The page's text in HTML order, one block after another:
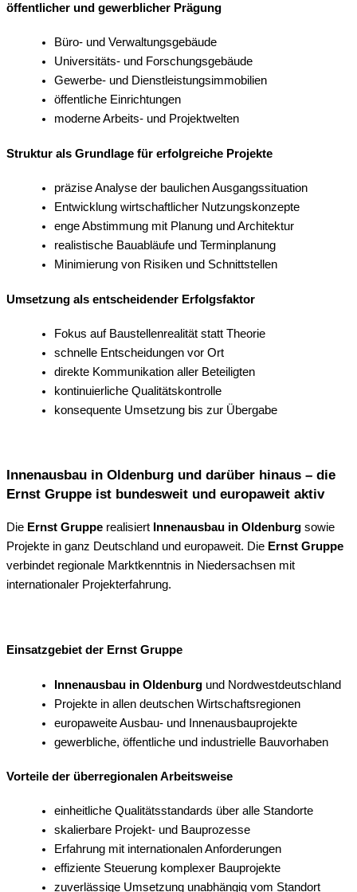
öffentlicher und gewerblicher Prägung
Büro- und Verwaltungsgebäude
Universitäts- und Forschungsgebäude
Gewerbe- und Dienstleistungsimmobilien
öffentliche Einrichtungen
moderne Arbeits- und Projektwelten
Struktur als Grundlage für erfolgreiche Projekte
präzise Analyse der baulichen Ausgangssituation
Entwicklung wirtschaftlicher Nutzungskonzepte
enge Abstimmung mit Planung und Architektur
realistische Bauabläufe und Terminplanung
Minimierung von Risiken und Schnittstellen
Umsetzung als entscheidender Erfolgsfaktor
Fokus auf Baustellenrealität statt Theorie
schnelle Entscheidungen vor Ort
direkte Kommunikation aller Beteiligten
kontinuierliche Qualitätskontrolle
konsequente Umsetzung bis zur Übergabe
Innenausbau in Oldenburg und darüber hinaus – die
Ernst Gruppe ist bundesweit und europaweit aktiv
Die Ernst Gruppe realisiert Innenausbau in Oldenburg sowie
Projekte in ganz Deutschland und europaweit. Die Ernst Gruppe
verbindet regionale Marktkenntnis in Niedersachsen mit
internationaler Projekterfahrung.
Einsatzgebiet der Ernst Gruppe
Innenausbau in Oldenburg und Nordwestdeutschland
Projekte in allen deutschen Wirtschaftsregionen
europaweite Ausbau- und Innenausbauprojekte
gewerbliche, öffentliche und industrielle Bauvorhaben
Vorteile der überregionalen Arbeitsweise
einheitliche Qualitätsstandards über alle Standorte
skalierbare Projekt- und Bauprozesse
Erfahrung mit internationalen Anforderungen
effiziente Steuerung komplexer Bauprojekte
zuverlässige Umsetzung unabhängig vom Standort